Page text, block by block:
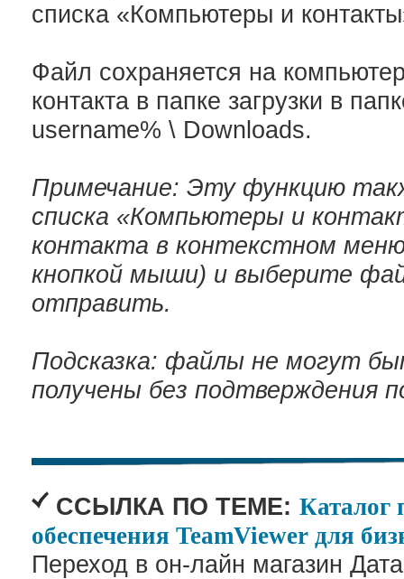
списка «Компьютеры и
Файл сохраняется на
контакта в папке загрузки в
username% \ Downloads.
Примечание: Эту функцию
списка «Компьютеры и
контакта в контекстном
кнопкой мыши) и выберите
отправить.
Подсказка: файлы не могут
получены без подтверждения
ССЫЛКА ПО ТЕМЕ: Каталог
обеспечения TeamViewer для
Переход в он-лайн магазин